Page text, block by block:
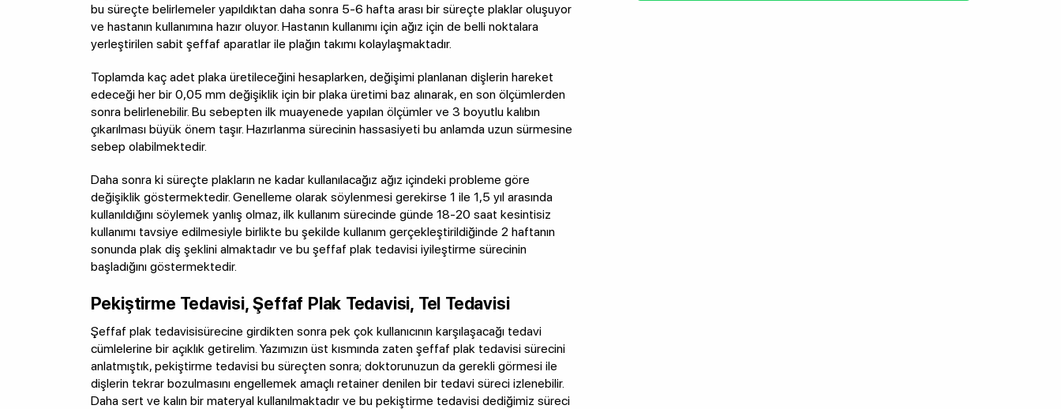
bu süreçte belirlemeler yapıldıktan daha sonra 5-6 hafta arası bir süreçte plaklar oluşuyor
ve hastanın kullanımına hazır oluyor. Hastanın kullanımı için ağız için de belli noktalara
yerleştirilen sabit şeffaf aparatlar ile plağın takımı kolaylaşmaktadır.
Toplamda kaç adet plaka üretileceğini hesaplarken, değişimi planlanan dişlerin hareket
edeceği her bir 0,05 mm değişiklik için bir plaka üretimi baz alınarak, en son ölçümlerden
sonra belirlenebilir. Bu sebepten ilk muayenede yapılan ölçümler ve 3 boyutlu kalıbın
çıkarılması büyük önem taşır. Hazırlanma sürecinin hassasiyeti bu anlamda uzun sürmesine
sebep olabilmektedir.
Daha sonra ki süreçte plakların ne kadar kullanılacağız ağız içindeki probleme göre
değişiklik göstermektedir. Genelleme olarak söylenmesi gerekirse 1 ile 1,5 yıl arasında
kullanıldığını söylemek yanlış olmaz, ilk kullanım sürecinde günde 18-20 saat kesintisiz
kullanımı tavsiye edilmesiyle birlikte bu şekilde kullanım gerçekleştirildiğinde 2 haftanın
sonunda plak diş şeklini almaktadır ve bu şeffaf plak tedavisi iyileştirme sürecinin
başladığını göstermektedir.
Pekiştirme Tedavisi, Şeffaf Plak Tedavisi, Tel Tedavisi
Şeffaf plak tedavisisürecine girdikten sonra pek çok kullanıcının karşılaşacağı tedavi
cümlelerine bir açıklık getirelim. Yazımızın üst kısmında zaten şeffaf plak tedavisi sürecini
anlatmıştık, pekiştirme tedavisi bu süreçten sonra; doktorunuzun da gerekli görmesi ile
dişlerin tekrar bozulmasını engellemek amaçlı retainer denilen bir tedavi süreci izlenebilir.
Daha sert ve kalın bir materyal kullanılmaktadır ve bu pekiştirme tedavisi dediğimiz süreci